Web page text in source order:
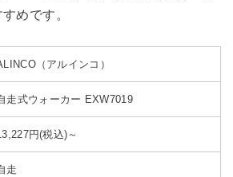
めです。
（アルインコ）
走式ウォーカー EXW7019
円(税込)～
走